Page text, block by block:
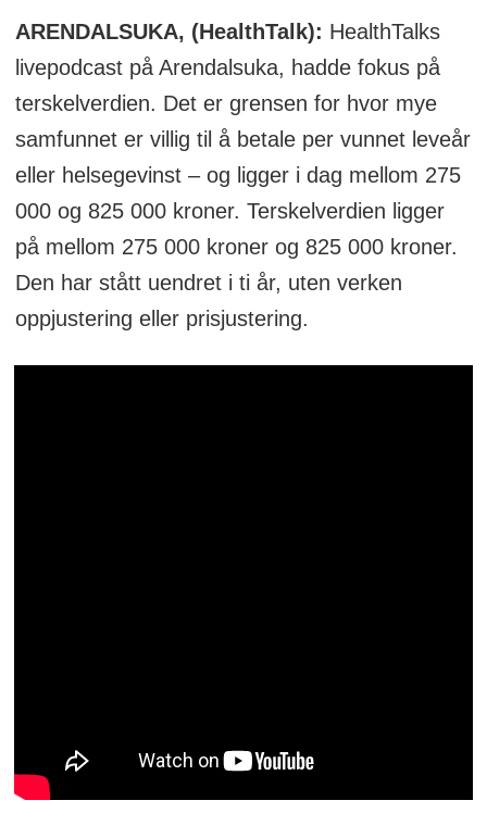
ARENDALSUKA, (HealthTalk): HealthTalks
livepodcast på Arendalsuka, hadde fokus på
terskelverdien. Det er grensen for hvor mye
samfunnet er villig til å betale per vunnet leveår
eller helsegevinst – og ligger i dag mellom 275
000 og 825 000 kroner. Terskelverdien ligger
på mellom 275 000 kroner og 825 000 kroner.
Den har stått uendret i ti år, uten verken
oppjustering eller prisjustering.